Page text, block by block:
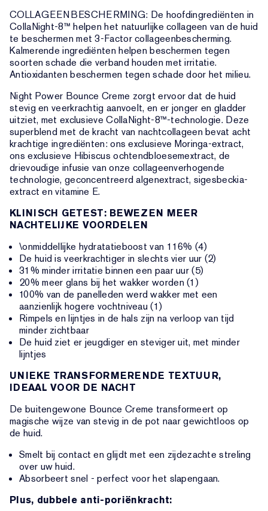
COLLAGEENBESCHERMING: De hoofdingrediënten in
CollaNight-8™ helpen het natuurlijke collageen van de huid
te beschermen met 3-Factor collageenbescherming.
Kalmerende ingrediënten helpen beschermen tegen
soorten schade die verband houden met irritatie.
Antioxidanten beschermen tegen schade door het milieu.
Night Power Bounce Creme zorgt ervoor dat de huid
stevig en veerkrachtig aanvoelt, en er jonger en gladder
uitziet, met exclusieve CollaNight-8™-technologie. Deze
superblend met de kracht van nachtcollageen bevat acht
krachtige ingrediënten: ons exclusieve Moringa-extract,
ons exclusieve Hibiscus ochtendbloesemextract, de
drievoudige infusie van onze collageenverhogende
technologie, geconcentreerd algenextract, sigesbeckia-
extract en vitamine E.
KLINISCH GETEST: BEWEZEN MEER
NACHTELIJKE VOORDELEN
\onmiddellijke hydratatieboost van 116% (4)
De huid is veerkrachtiger in slechts vier uur (2)
31% minder irritatie binnen een paar uur (5)
20% meer glans bij het wakker worden (1)
100% van de panelleden werd wakker met een
aanzienlijk hogere vochtniveau (1)
Rimpels en lijntjes in de hals zijn na verloop van tijd
minder zichtbaar
De huid ziet er jeugdiger en steviger uit, met minder
lijntjes
UNIEKE TRANSFORMERENDE TEXTUUR,
IDEAAL VOOR DE NACHT
De buitengewone Bounce Creme transformeert op
magische wijze van stevig in de pot naar gewichtloos op
de huid.
Smelt bij contact en glijdt met een zijdezachte streling
over uw huid.
Absorbeert snel - perfect voor het slapengaan.
Plus, dubbele anti-poriënkracht: